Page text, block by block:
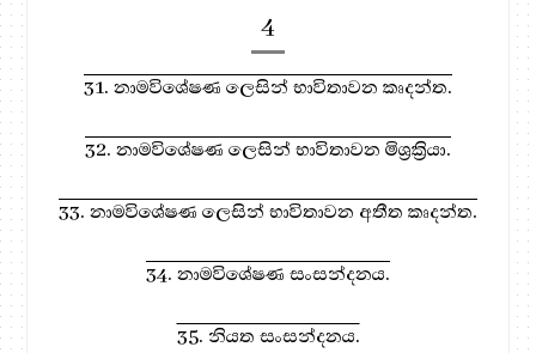
4
31. නාමවිශේෂණ ලෙසින් භාවිතාවන කෘදන්ත.
32. නාමවිශේෂණ ලෙසින් භාවිතාවන මිශ්‍රක්‍රියා.
33. නාමවිශේෂණ ලෙසින් භාවිතාවන අතීත කෘදන්ත.
34. නාමවිශේෂණ සංසන්දනය.
35. නියත සංසන්දනය.